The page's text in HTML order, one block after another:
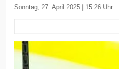
Sonntag, 27. April 2025 | 15:26 Uhr